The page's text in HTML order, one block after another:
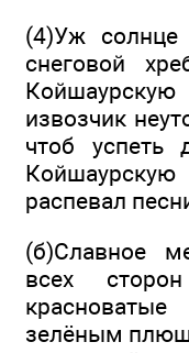
(4)Уж солнце
снеговой
извозчик
чтоб успеть
распевал
(б)Славное
всех
зелёным